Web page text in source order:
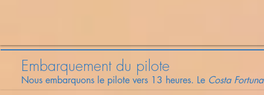
Embarquement du pilote
Nous embarquons le pilote vers 13 heures. Le Costa Fortuna